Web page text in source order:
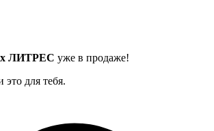
ЛИТРЕС уже в продаже!
это для тебя.